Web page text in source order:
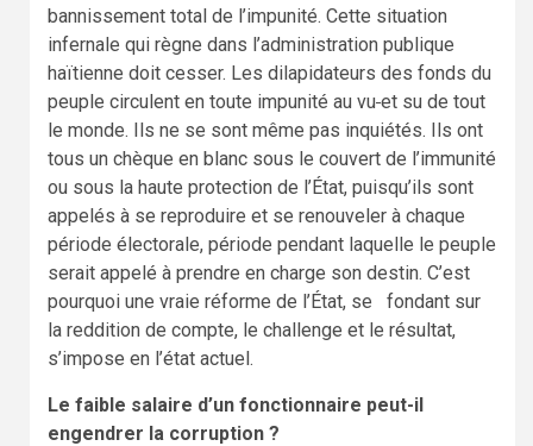
bannissement total de l’impunité. Cette situation
infernale qui règne dans l’administration publique
haïtienne doit cesser. Les dilapidateurs des fonds du
peuple circulent en toute impunité au vu et su de tout
le monde. Ils ne se sont même pas inquiétés. Ils ont
tous un chèque en blanc sous le couvert de l’immunité
ou sous la haute protection de l’État, puisqu’ils sont
appelés à se reproduire et se renouveler à chaque
période électorale, période pendant laquelle le peuple
serait appelé à prendre en charge son destin. C’est
pourquoi une vraie réforme de l’État, se fondant sur
la reddition de compte, le challenge et le résultat,
s’impose en l’état actuel.
Le faible salaire d’un fonctionnaire peut-il
engendrer la corruption ?